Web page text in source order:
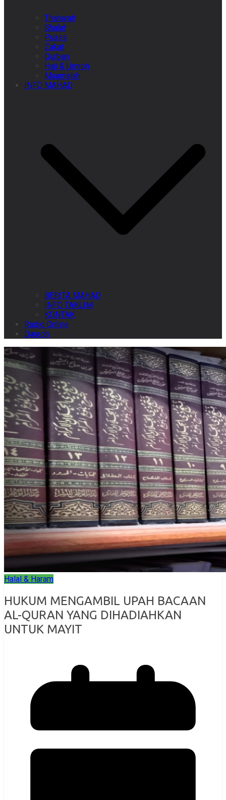
Thaharah
Shalat
Puasa
Zakat
Qurban
Haji & Umroh
Muamalah
INFO MAHAD
BERITA MAHAD
INFO TAKLIM
KONTAK
Radio Online
Dauroh
Halal & Haram
HUKUM MENGAMBIL UPAH BACAAN
AL-QURAN YANG DIHADIAHKAN
UNTUK MAYIT